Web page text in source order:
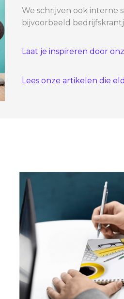
We schrijven ook interne
bijvoorbeeld
Laat je inspireren door
Lees onze artikelen die